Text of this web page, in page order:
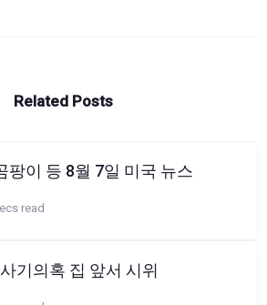
Related Posts
팡이 등 8월 7일 미국 뉴스
read
기의혹 집 앞서 시위